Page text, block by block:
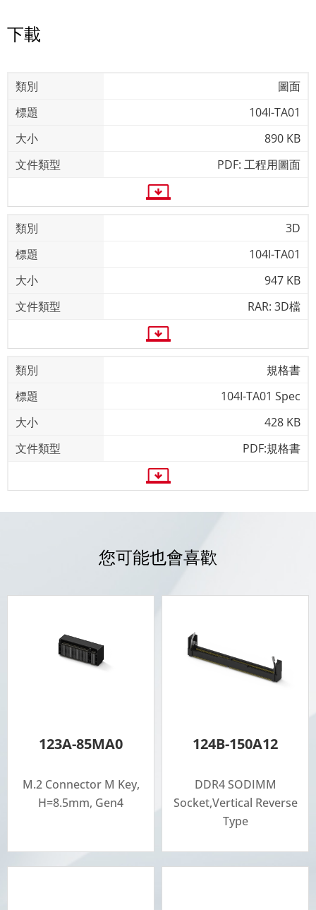
下載
圖面
104I-TA01
890 KB
PDF: 工程用圖面
3D
104I-TA01
947 KB
RAR: 3D檔
規格書
104I-TA01 Spec
428 KB
PDF:規格書
您可能也會喜歡
123A-85MA0
M.2 Connector M Key,
H=8.5mm, Gen4
124B-150A12
DDR4 SODIMM
Socket,Vertical Reverse
Type